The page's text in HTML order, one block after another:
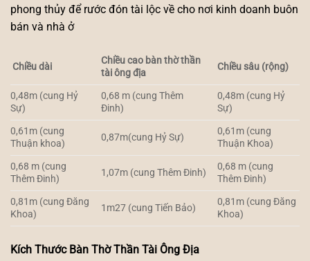
phong thủy để rước đón tài lộc về cho nơi kinh doanh buôn
bán và nhà ở
Chiều dài
Chiều cao bàn thờ thần
tài ông địa
Chiều sâu (rộng)
0,48m (cung Hỷ
Sự)
0,68 m (cung Thêm
Đinh)
0,48m (cung Hỷ
Sự)
0,61m (cung
Thuận khoa)
0,87m(cung Hỷ Sự)
0,61m (cung
Thuận Khoa)
0,68 m (cung
Thêm Đinh)
1,07m (cung Thêm Đinh)
0,68 m (cung
Thêm Đinh)
0,81m (cung Đăng
Khoa)
1m27 (cung Tiến Bảo)
0,81m (cung Đăng
Khoa)
Kích Thước Bàn Thờ Thần Tài Ông Địa